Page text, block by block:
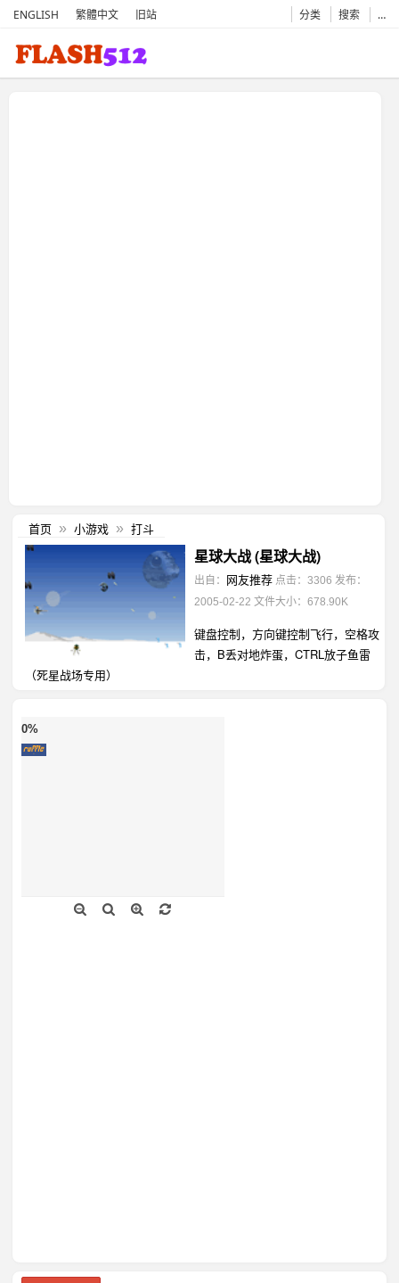
ENGLISH 繁體中文 旧站 分类 搜索 …
首页 » 小游戏 » 打斗
星球大战 (星球大战)
出自： 网友推荐 点击：3306 发布：
2005-02-22 文件大小：678.90K
键盘控制，方向键控制飞行，空格攻
击，B丢对地炸蛋，CTRL放子鱼雷
（死星战场专用）
0%